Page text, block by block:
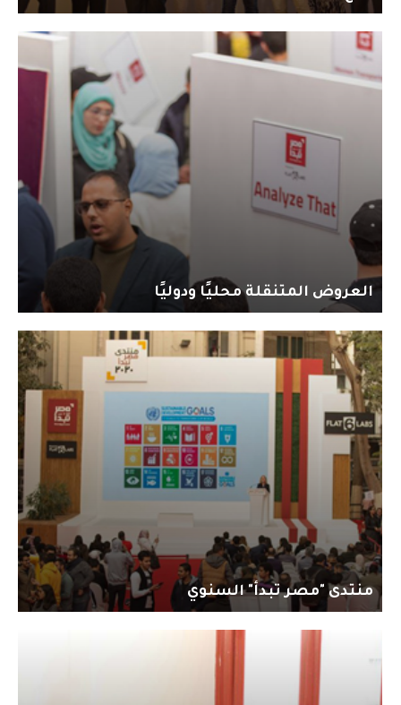
العروض المتنقلة محليًا ودوليًا
منتدى "مصر تبدأ" السنوي